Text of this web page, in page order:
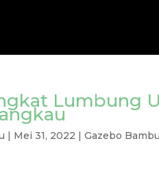
Lumbung
| Mei 31, 2022 |Gazebo Bambu